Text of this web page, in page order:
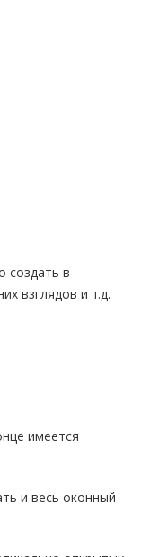
создать в
взглядов и т.д.
имеется
и весь оконный